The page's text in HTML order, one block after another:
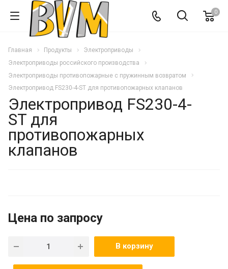
0
Главная Продукты
Электроприводы
Электроприводы российского производства
Электроприводы противопожарные с пружинным возвратом
Электропривод FS230-4-ST для противопожарных клапанов
Электропривод FS230-4-
ST для
противопожарных
клапанов
Цена по запросу
В корзину